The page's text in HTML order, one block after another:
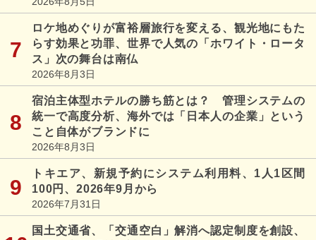
ロケ地めぐりが富裕層旅行を変える、観光地にもた
らす効果と功罪、世界で人気の「ホワイト・ロータ
ス」次の舞台は南仏
2026年8月3日
宿泊主体型ホテルの勝ち筋とは？ 管理システムの
統一で高度分析、海外では「日本人の企業」という
こと自体がブランドに
2026年8月3日
トキエア、新規予約にシステム利用料、1人1区間
100円、2026年9月から
2026年7月31日
国土交通省、「交通空白」解消へ認定制度を創設、